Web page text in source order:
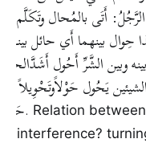
أَتَى بالمُحال وتَكَلَّم به.
بينهما أَي حائل بينهما
وبين الشَّرِّ أَحُول أَشَدَّالحول
يَحُول حَوْلاًوتَحْوِيلاً أَي
حَجَز. Relation
of interference?